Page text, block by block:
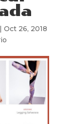
| Oct 26, 2018